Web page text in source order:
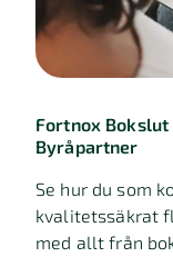
Fortnox
Byråpartner
Se hur du som
kvalitetssäkrat
med allt från